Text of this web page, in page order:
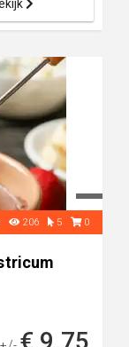
206 5 0